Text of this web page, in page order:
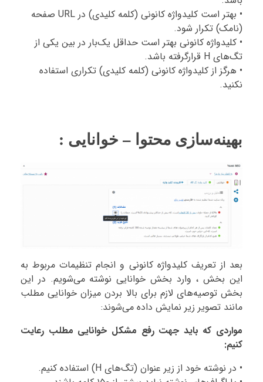
• بهتر است کلیدواژه کانونی (کلمه کلیدی) در URL صفحه
(نامک) تکرار شود.
• کلیدواژه کانونی بهتر است حداقل یک‌بار در بین یکی از
تگ‌های H قرارگرفته باشد.
• هرگز از کلیدواژه کانونی (کلمه کلیدی) تکراری استفاده
نکنید.
بهینه‌سازی محتوا – خوانایی :
بعد از تعریف کلیدواژه کانونی و انجام تنظیمات مربوط به
این بخش ، وارد بخش خوانایی نوشته می‌شویم. در این
بخش توصیه‌های لازم برای بالا بردن میزان خوانایی مطلب
مانند تصویر زیر نمایش داده می‌شوند:
مواردی که باید جهت رفع مشکل خوانایی مطلب رعایت
کنیم:
• در نوشته خود از زیر عنوان (تگ‌های H) استفاده کنیم.